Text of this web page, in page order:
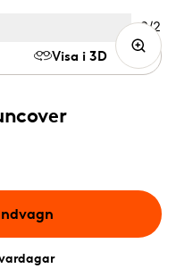
Visa i 3D
Bild
2/2
(Current image)